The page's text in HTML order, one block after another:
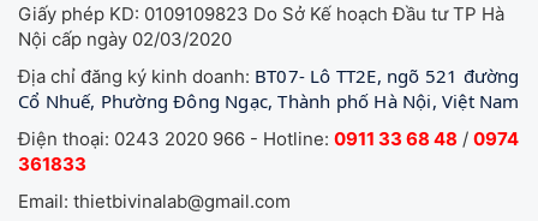
Giấy phép KD: 0109109823 Do Sở Kế hoạch Đầu tư TP Hà
Nội cấp ngày 02/03/2020
Địa chỉ đăng ký kinh doanh: BT07- Lô TT2E, ngõ 521 đường
Cổ Nhuế, Phường Đông Ngạc, Thành phố Hà Nội, Việt Nam
Điện thoại: 0243 2020 966 - Hotline: 0911 33 68 48 / 0974
361833
Email: thietbivinalab@gmail.com